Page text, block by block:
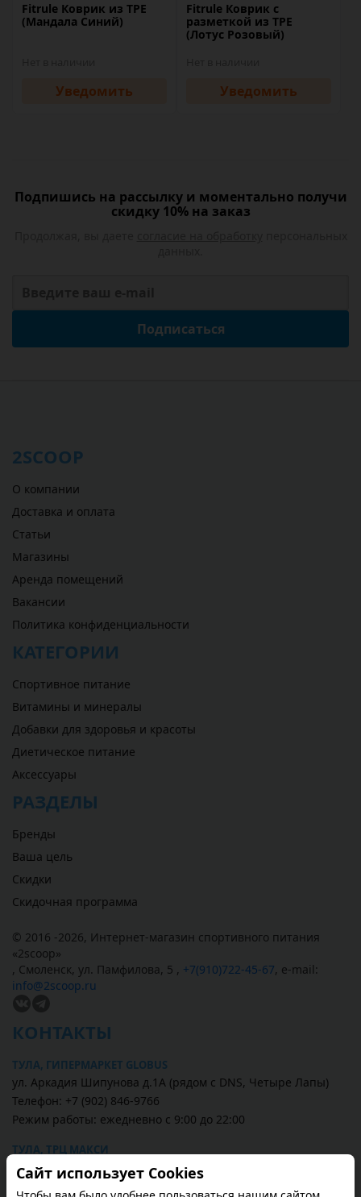
Fitrule Коврик из TPE
(Мандала Синий)
Уведомить
Fitrule Коврик c
разметкой из TPE
(Лотус Розовый)
Уведомить
Подпишись на рассылку и моментально получи
скидку 10% на заказ
Подписаться
2SCOOP
О компании
Доставка и оплата
Статьи
Магазины
Аренда помещений
Вакансии
Политика конфиденциальности
КАТЕГОРИИ
Спортивное питание
Витамины и минералы
Добавки для здоровья и красоты
Диетическое питание
Аксессуары
РАЗДЕЛЫ
Бренды
Ваша цель
Скидки
Скидочная программа
© 2016 -2026, Интернет-магазин спортивного питания
«2scoop»
, Смоленск, ул. Памфилова, 5 , +7(910)722-45-67, e-mail:
info@2scoop.ru
КОНТАКТЫ
ТУЛА, ГИПЕРМАРКЕТ GLOBUS
ул. Аркадия Шипунова д.1А (рядом с DNS, Четыре Лапы)
Телефон: +7 (902) 846-9766
Режим работы: ежедневно с 9:00 до 22:00
ТУЛА, ТРЦ МАКСИ
ул. Пролетарская, д. 2 (1 этаж, рядом магазин Перекрёсток)
Телефон: +7 (4872) 587-567
Сайт использует Cookies